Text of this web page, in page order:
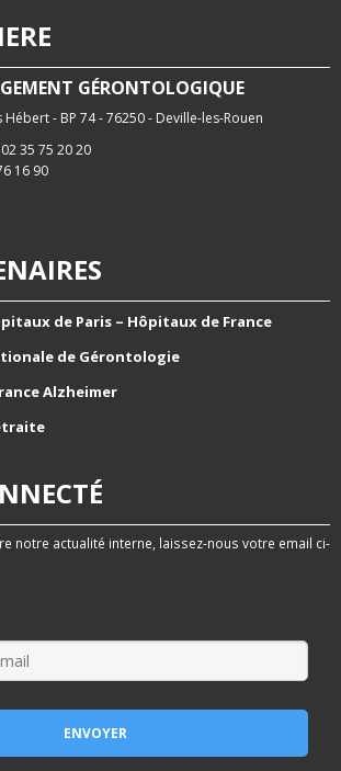
GÉRONTOLOGIQUE
- BP 74 - 76250 - Deville-les-Rouen
35 75 20 20
16 90
de Paris – Hôpitaux de France
de Gérontologie
Alzheimer
notre actualité interne, laissez-nous votre email ci-